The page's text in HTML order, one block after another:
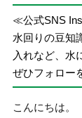
≪公式SNS
水回りの豆知
入れなど、水
ぜひフォロー
こんにちは。